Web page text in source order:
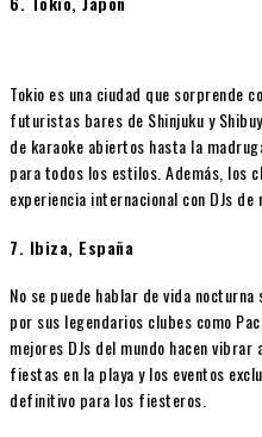
Tokio es una ciudad que sorprende
futuristas bares de Shinjuku y
de karaoke abiertos hasta la
para todos los estilos. Además, los
experiencia internacional con DJs de
7. Ibiza, España
No se puede hablar de vida
por sus legendarios clubes como
mejores DJs del mundo hacen
fiestas en la playa y los eventos
definitivo para los fiesteros.